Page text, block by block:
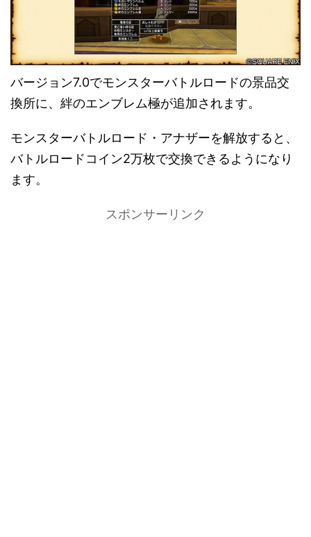
バージョン7.0でモンスターバトルロードの景品交
換所に、絆のエンブレム極が追加されます。
モンスターバトルロード・アナザーを解放すると、
バトルロードコイン2万枚で交換できるようになり
ます。
スポンサーリンク